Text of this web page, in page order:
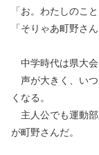
「お。わたしのこ
「そりゃあ町野さ
中学時代は県大会
声が大きく、いつ
くなる。
主人公でも運動部
が町野さんだ。